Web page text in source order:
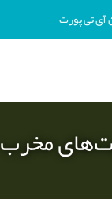
آی تی پورت
مخرب